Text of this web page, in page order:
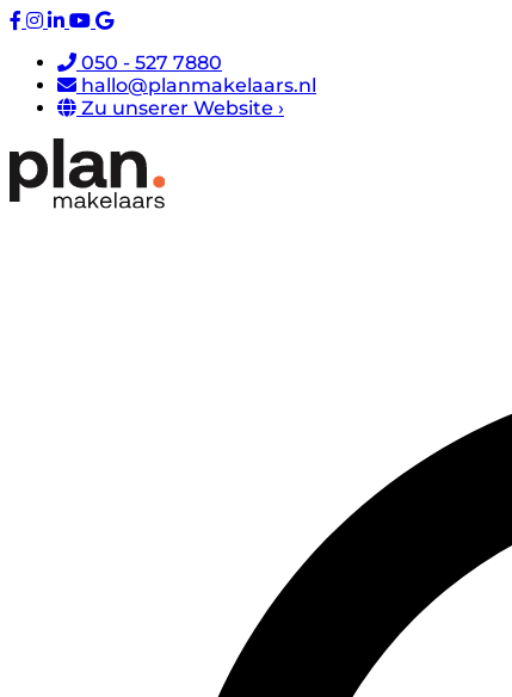
050 - 527 7880
hallo@planmakelaars.nl
Zu unserer Website ›